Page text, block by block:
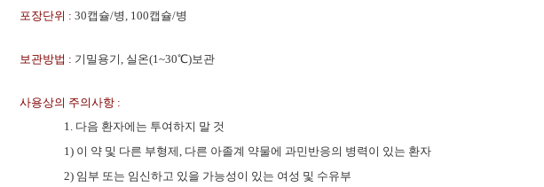
포장단위 : 30캡슐/병, 100캡슐/병
보관방법 : 기밀용기, 실온(1~30℃)보관
사용상의 주의사항 :
1. 다음 환자에는 투여하지 말 것
1) 이 약 및 다른 부형제, 다른 아졸계 약물에 과민반응의 병력이 있는 환자
2) 임부 또는 임신하고 있을 가능성이 있는 여성 및 수유부